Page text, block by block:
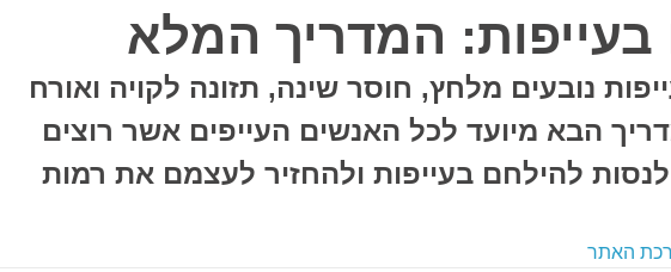
בעייפות: המדריך המלא
נובעים מלחץ, חוסר שינה, תזונה לקויה ואורח
הבא מיועד לכל האנשים העייפים אשר רוצים
להילחם בעייפות ולהחזיר לעצמם את רמות
האתר